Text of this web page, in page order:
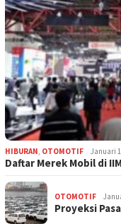
HIBURAN OTOMOTIF Januari
Daftar Merek Mobil di
OTOMOTIF
Proyeksi